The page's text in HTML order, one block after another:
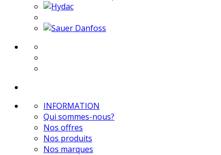
INFORMATION
Qui sommes-nous?
Nos offres
Nos produits
Nos marques